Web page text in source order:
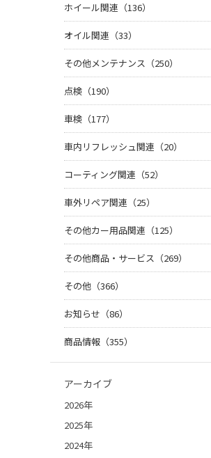
ホイール関連（136）
オイル関連（33）
その他メンテナンス（250）
点検（190）
車検（177）
車内リフレッシュ関連（20）
コーティング関連（52）
車外リペア関連（25）
その他カー用品関連（125）
その他商品・サービス（269）
その他（366）
お知らせ（86）
商品情報（355）
アーカイブ
2026年
2025年
2024年